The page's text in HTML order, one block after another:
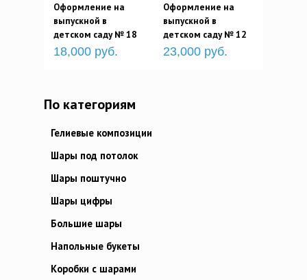
Оформление на
выпускной в
детском саду № 18
18,000 руб.
Оформление на
выпускной в
детском саду № 12
23,000 руб.
По категориям
Гелиевые композиции
Шары под потолок
Шары поштучно
Шары цифры
Большие шары
Напольные букеты
Коробки с шарами